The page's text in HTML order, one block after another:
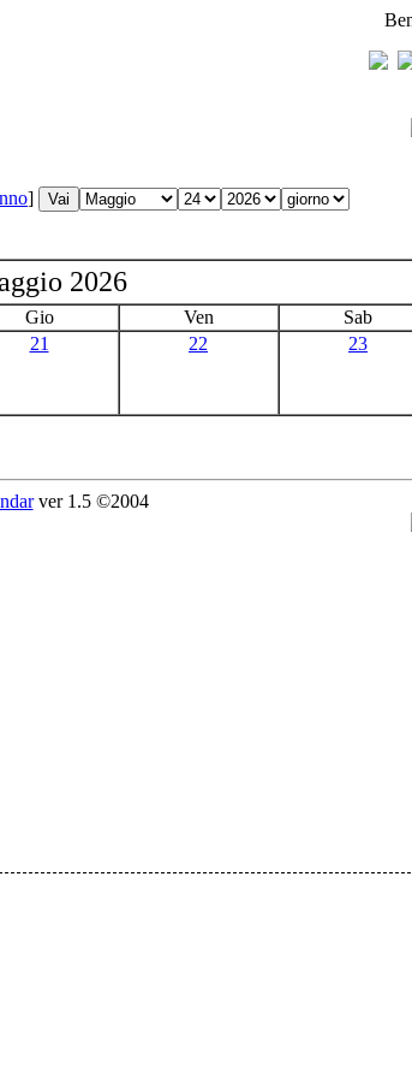
]
2026
Gio Ven Sab
21 22 23
ver 1.5 ©2004